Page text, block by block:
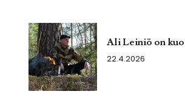
Ali Leiniö on
22.4.2026